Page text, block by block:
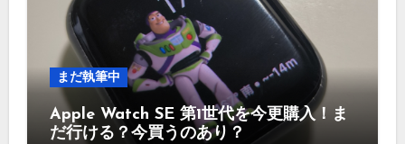
まだ執筆中
Apple Watch SE 第1世代を今更購入！ま
だ行ける？今買うのあり？